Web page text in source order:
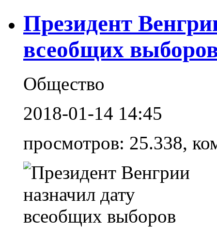
Президент
всеобщих
Общество
2018-01-14 14:45
просмотров: 25.338,